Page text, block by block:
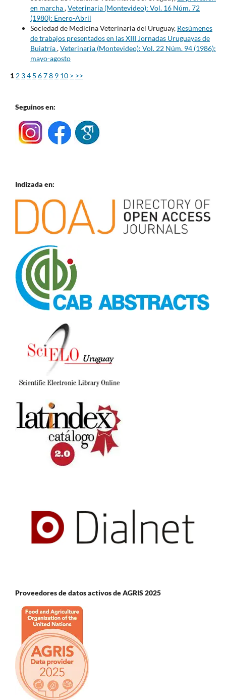
en marcha,Veterinaria (Montevideo): Vol. 16 Núm. 72
(1980): Enero-Abril
Sociedad de Medicina Veterinaria del Uruguay, Resúmenes
de trabajos presentados en las XIII Jornadas Uruguayas de
Buiatría,Veterinaria (Montevideo): Vol. 22 Núm. 94 (1986):
mayo-agosto
1 2 34 5 678 9 10 > >>
Seguinos en:
Indizada en:
Proveedores de datos activos de AGRIS 2025